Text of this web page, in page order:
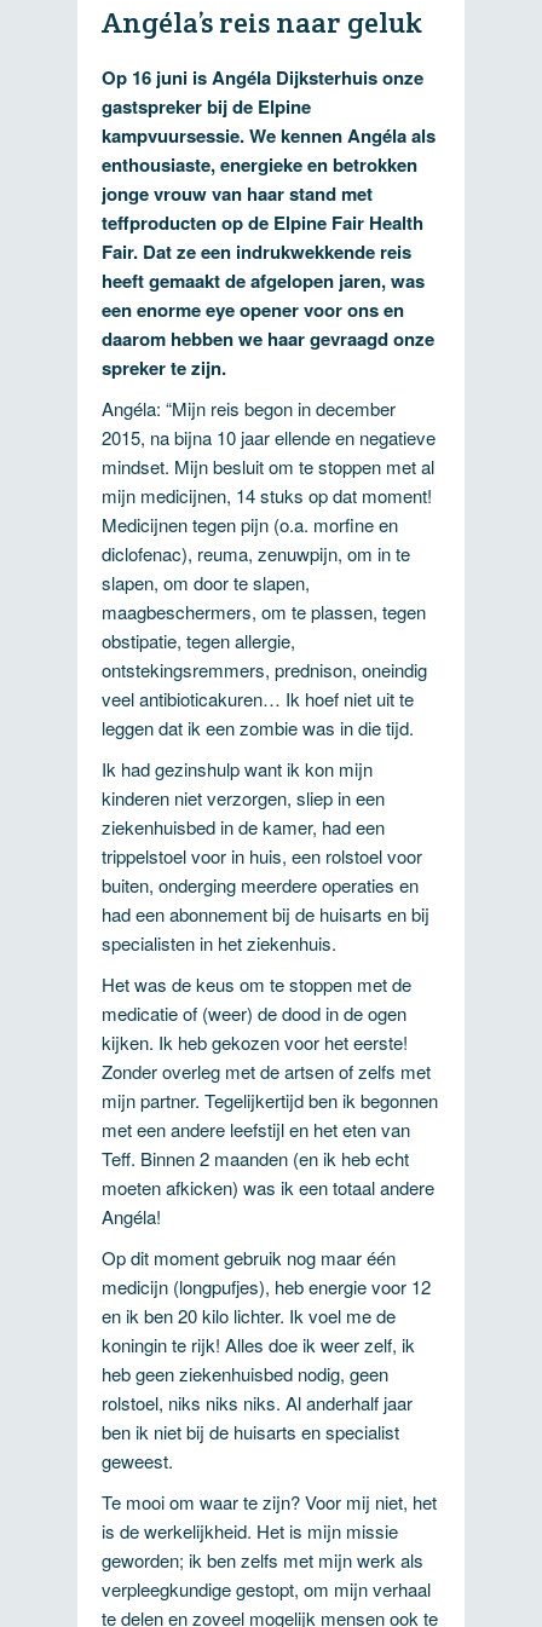
Angéla’s reis naar geluk
Op 16 juni is Angéla Dijksterhuis onze
gastspreker bij de Elpine
kampvuursessie. We kennen Angéla als
enthousiaste, energieke en betrokken
jonge vrouw van haar stand met
teffproducten op de Elpine Fair Health
Fair. Dat ze een indrukwekkende reis
heeft gemaakt de afgelopen jaren, was
een enorme eye opener voor ons en
daarom hebben we haar gevraagd onze
spreker te zijn.
Angéla: “Mijn reis begon in december
2015, na bijna 10 jaar ellende en negatieve
mindset. Mijn besluit om te stoppen met al
mijn medicijnen, 14 stuks op dat moment!
Medicijnen tegen pijn (o.a. morfine en
diclofenac), reuma, zenuwpijn, om in te
slapen, om door te slapen,
maagbeschermers, om te plassen, tegen
obstipatie, tegen allergie,
ontstekingsremmers, prednison, oneindig
veel antibioticakuren… Ik hoef niet uit te
leggen dat ik een zombie was in die tijd.
Ik had gezinshulp want ik kon mijn
kinderen niet verzorgen, sliep in een
ziekenhuisbed in de kamer, had een
trippelstoel voor in huis, een rolstoel voor
buiten, onderging meerdere operaties en
had een abonnement bij de huisarts en bij
specialisten in het ziekenhuis.
Het was de keus om te stoppen met de
medicatie of (weer) de dood in de ogen
kijken. Ik heb gekozen voor het eerste!
Zonder overleg met de artsen of zelfs met
mijn partner. Tegelijkertijd ben ik begonnen
met een andere leefstijl en het eten van
Teff. Binnen 2 maanden (en ik heb echt
moeten afkicken) was ik een totaal andere
Angéla!
Op dit moment gebruik nog maar één
medicijn (longpufjes), heb energie voor 12
en ik ben 20 kilo lichter. Ik voel me de
koningin te rijk! Alles doe ik weer zelf, ik
heb geen ziekenhuisbed nodig, geen
rolstoel, niks niks niks. Al anderhalf jaar
ben ik niet bij de huisarts en specialist
geweest.
Te mooi om waar te zijn? Voor mij niet, het
is de werkelijkheid. Het is mijn missie
geworden; ik ben zelfs met mijn werk als
verpleegkundige gestopt, om mijn verhaal
te delen en zoveel mogelijk mensen ook te